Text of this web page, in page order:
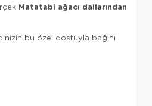
Matatabi ağacı dallarından
bu özel dostuyla bağını